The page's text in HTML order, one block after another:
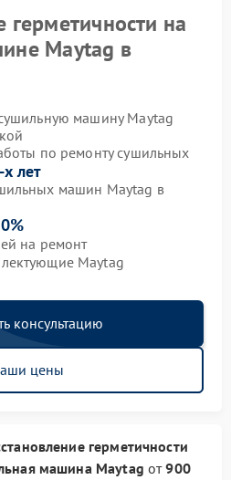
герметичности на
Maytag в
машину Maytag
по ремонту сушильных
лет
машин Maytag в
на ремонт
Maytag
консультацию
цены
герметичности
машина Maytag от900